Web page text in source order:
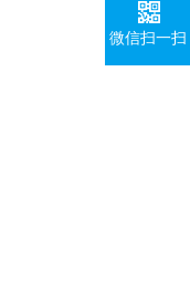
微信扫一扫